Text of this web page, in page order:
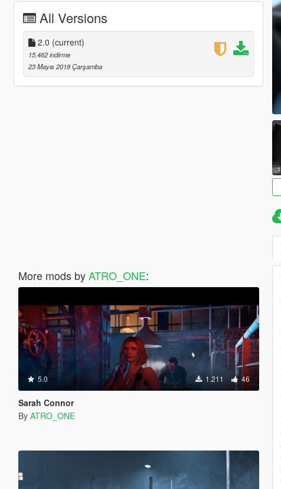
All Versions
2.0 (current)
15.462 indirme
23 Mayıs 2018 Çarşamba
More mods byATRO_ONE:
5.0 1.211 46
Sarah Connor
By ATRO_ONE